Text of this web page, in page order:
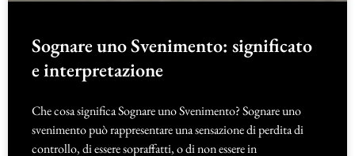
Sognare uno Svenimento: significato
e interpretazione
Che cosa significa Sognare uno Svenimento? Sognare uno
svenimento può rappresentare una sensazione di perdita di
controllo, di essere sopraffatti, o di non essere in